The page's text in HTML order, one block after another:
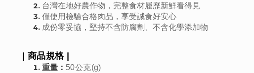
台灣在地好農作物，完整食材履歷新鮮看得見
僅使用檢驗合格肉品，享受誠食好安心
成份零妥協，堅持不含防腐劑、不含化學添加物
| 商品規格 |
重量： 50公克(g)